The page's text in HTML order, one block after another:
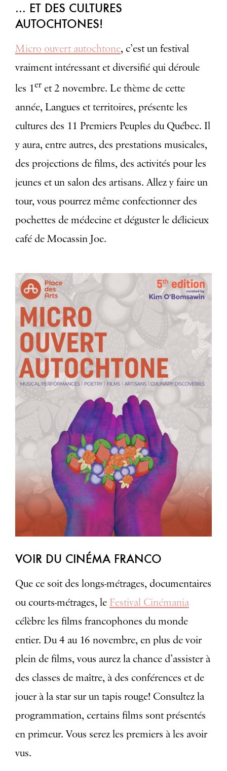
… ET DES CULTURES
AUTOCHTONES!
Micro ouvert autochtone, c’est un festival
vraiment intéressant et diversifié qui déroule
les 1er et 2 novembre. Le thème de cette
année, Langues et territoires, présente les
cultures des 11 Premiers Peuples du Québec. Il
y aura, entre autres, des prestations musicales,
des projections de films, des activités pour les
jeunes et un salon des artisans. Allez y faire un
tour, vous pourrez même confectionner des
pochettes de médecine et déguster le délicieux
café de Mocassin Joe.
VOIR DU CINÉMA FRANCO
Que ce soit des longs-métrages, documentaires
ou courts-métrages, le Festival Cinémania
célèbre les films francophones du monde
entier. Du 4 au 16 novembre, en plus de voir
plein de films, vous aurez la chance d’assister à
des classes de maître, à des conférences et de
jouer à la star sur un tapis rouge! Consultez la
programmation, certains films sont présentés
en primeur. Vous serez les premiers à les avoir
vus.